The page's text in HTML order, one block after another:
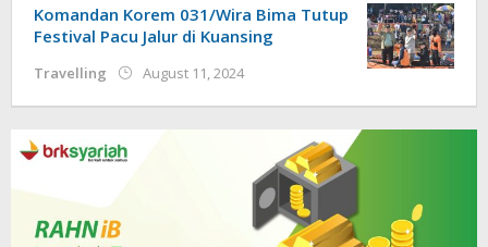
Komandan Korem 031/Wira Bima Tutup
Festival Pacu Jalur di Kuansing
Travelling August 11, 2024by